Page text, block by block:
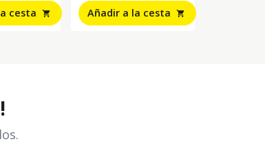
cesta shopping_cart Añadir a la cesta shopping_cart